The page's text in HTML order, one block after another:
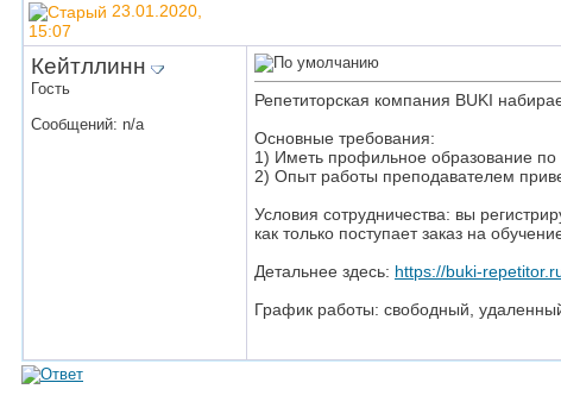
23.01.2020,
15:07
Кейтллинн
Гость
Сообщений: n/a
Репетиторская компания BUKI
Основные требования:
1) Иметь профильное образование
2) Опыт работы преподавателем
Условия сотрудничества: вы
как только поступает заказ на
Детальнее здесь: https://buki-
График работы: свободный,